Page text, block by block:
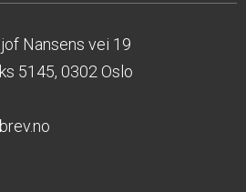
Nansens vei 19
5145, 0302 Oslo